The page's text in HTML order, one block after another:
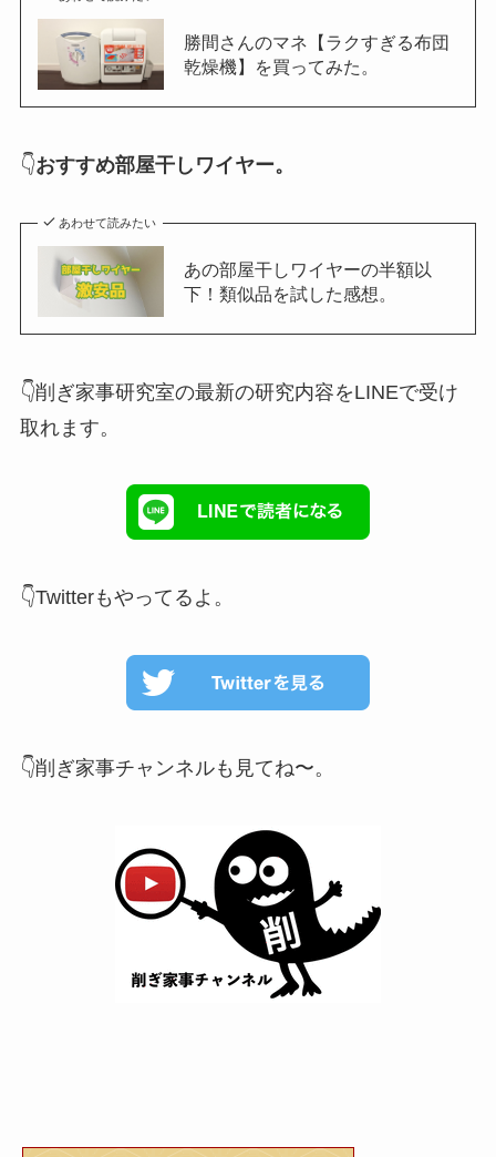
勝間さんのマネ【ラクすぎる布団
乾燥機】を買ってみた。
👇おすすめ部屋干しワイヤー。
あわせて読みたい
あの部屋干しワイヤーの半額以
下！類似品を試した感想。
👇削ぎ家事研究室の最新の研究内容をLINEで受け
取れます。
👇Twitterもやってるよ。
👇削ぎ家事チャンネルも見てね〜。